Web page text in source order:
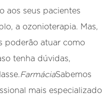
aos seus pacientes
a ozonioterapia. Mas,
poderão atuar como
tenha dúvidas,
FarmáciaSabemos
mais especializado